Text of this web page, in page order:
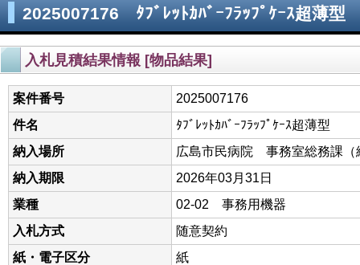
2025007176 ﾀﾌﾞﾚｯﾄｶﾊﾞｰﾌﾗｯﾌﾟｹｰｽ超薄型
入札見積結果情報 [物品結果]
案件番号
2025007176
件名
ﾀﾌﾞﾚｯﾄｶﾊﾞｰﾌﾗｯﾌﾟｹｰｽ超薄型
納入場所
広島市民病院 事務室総務課（
納入期限
2026年03月31日
業種
02-02 事務用機器
入札方式
随意契約
紙・電子区分
紙